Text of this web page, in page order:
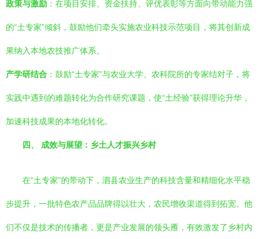
政策与激励 ：在项目安排、资金扶持、评优表彰等方面向带动能力强
的“土专家”倾斜，鼓励他们牵头实施农业科技示范项目，将其创新成
果纳入本地农技推广体系。
产学研结合 ：鼓励“土专家”与农业大学、农科院所的专家结对子，将
实践中遇到的难题转化为合作研究课题，使“土经验”获得理论升华，
加速科技成果的本地化转化。
四、 成效与展望：乡土人才振兴乡村
在“土专家”的带动下，泗县农业生产的科技含量和精细化水平稳
步提升，一批特色农产品品牌得以壮大，农民增收渠道得到拓宽。他
们不仅是技术的传播者，更是产业发展的领头雁，有效激发了乡村内